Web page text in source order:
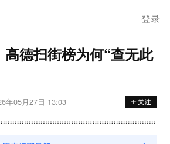
登录
德扫街榜为何“查无此
年05月27日 13:03